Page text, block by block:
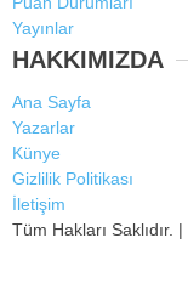
Yayınlar
HAKKIMIZDA
Ana Sayfa
Yazarlar
Künye
Gizlilik Politikası
İletişim
Tüm Hakları Saklıdır. |